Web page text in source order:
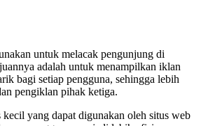
untuk melacak pengunjung di
adalah untuk menampilkan iklan
bagi setiap pengguna, sehingga lebih
pengiklan pihak ketiga.
yang dapat digunakan oleh situs web